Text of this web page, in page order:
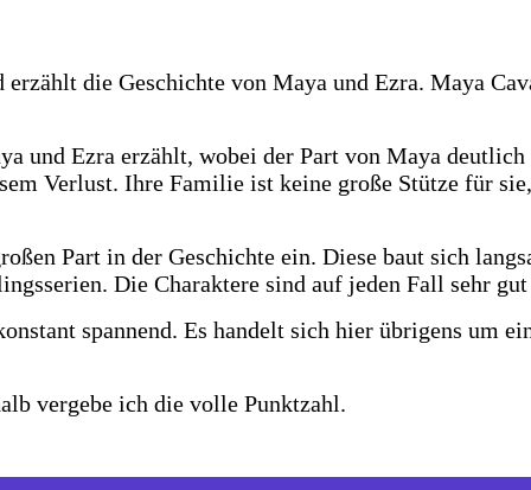
die Geschichte von Maya und Ezra. Maya
und Ezra erzählt, wobei der Part von Maya
Verlust. Ihre Familie ist keine große Stütze für
Part in der Geschichte ein. Diese baut sich
Die Charaktere sind auf jeden Fall sehr gut
spannend. Es handelt sich hier übrigens um
vergebe ich die volle Punktzahl.